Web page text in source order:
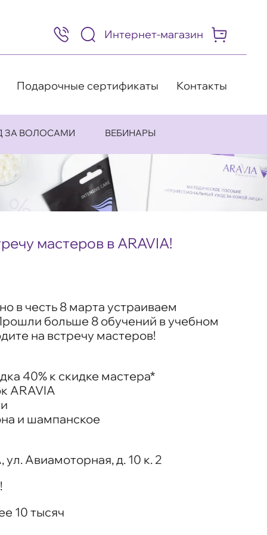
8
(495)
505-
98
Интернет-магазин
Подарочные сертификаты Контакты
ЗА ВОЛОСАМИ ВЕБИНАРЫ
мастеров в ARAVIA!
в честь 8 марта устраиваем
больше 8 обучений в учебном
на встречу мастеров!
40% к скидке мастера*
ARAVIA
и шампанское
Авиамоторная, д. 10 к. 2
10 тысяч